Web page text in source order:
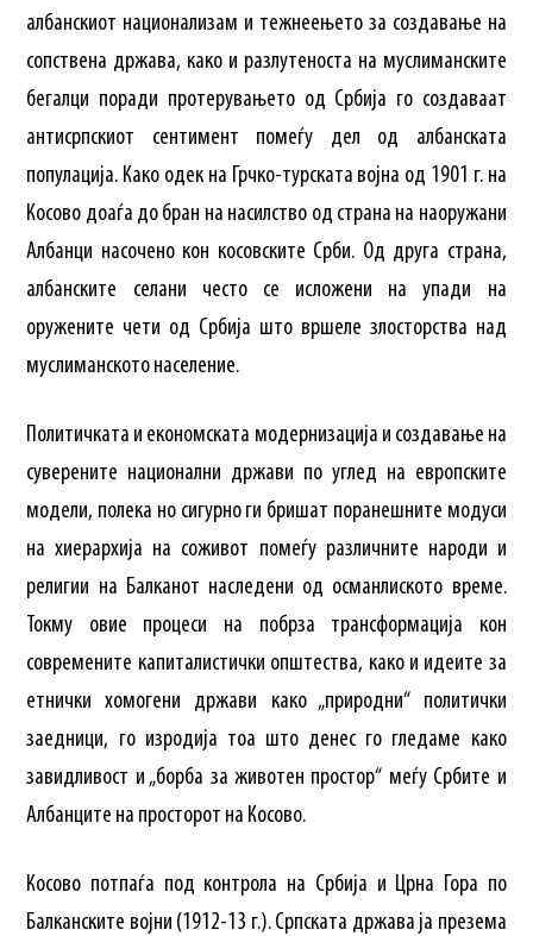
албанскиот национализам и тежнеењето за создавање на
сопствена држава, како и разлутеноста на муслиманските
бегалци поради протерувањето од Србија го создаваат
антисрпскиот сентимент помеѓу дел од албанската
популација. Како одек на Грчко-турската војна од 1901 г. на
Косово доаѓа до бран на насилство од страна на наоружани
Албанци насочено кон косовските Срби. Од друга страна,
албанските селани често се исложени на упади на
оружените чети од Србија што вршеле злосторства над
муслиманското население.
Политичката и економската модернизација и создавање на
суверените национални држави по углед на европските
модели, полека но сигурно ги бришат поранешните модуси
на хиерархија на соживот помеѓу различните народи и
религии на Балканот наследени од османлиското време.
Токму овие процеси на побрза трансформација кон
современите капиталистички општества, како и идеите за
етнички хомогени држави како „природни“ политички
заедници, го изродија тоа што денес го гледаме како
завидливост и „борба за животен простор“ меѓу Србите и
Албанците на просторот на Косово.
Косово потпаѓа под контрола на Србија и Црна Гора по
Балканските војни (1912-13 г.). Српската држава ја презема